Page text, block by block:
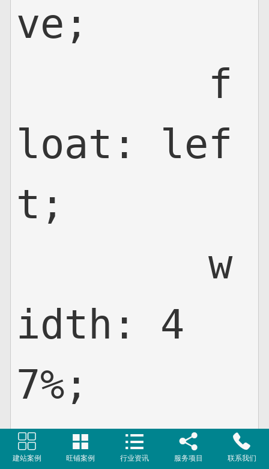
ve;
loat: lef
t;
	w
idth: 4
7%;
	m

建站案例

旺铺案例

行业资讯

服务项目

联系我们